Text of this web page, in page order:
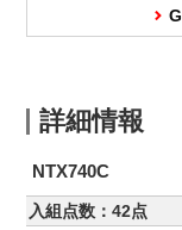
詳細情報
NTX740C
入組点数：42点